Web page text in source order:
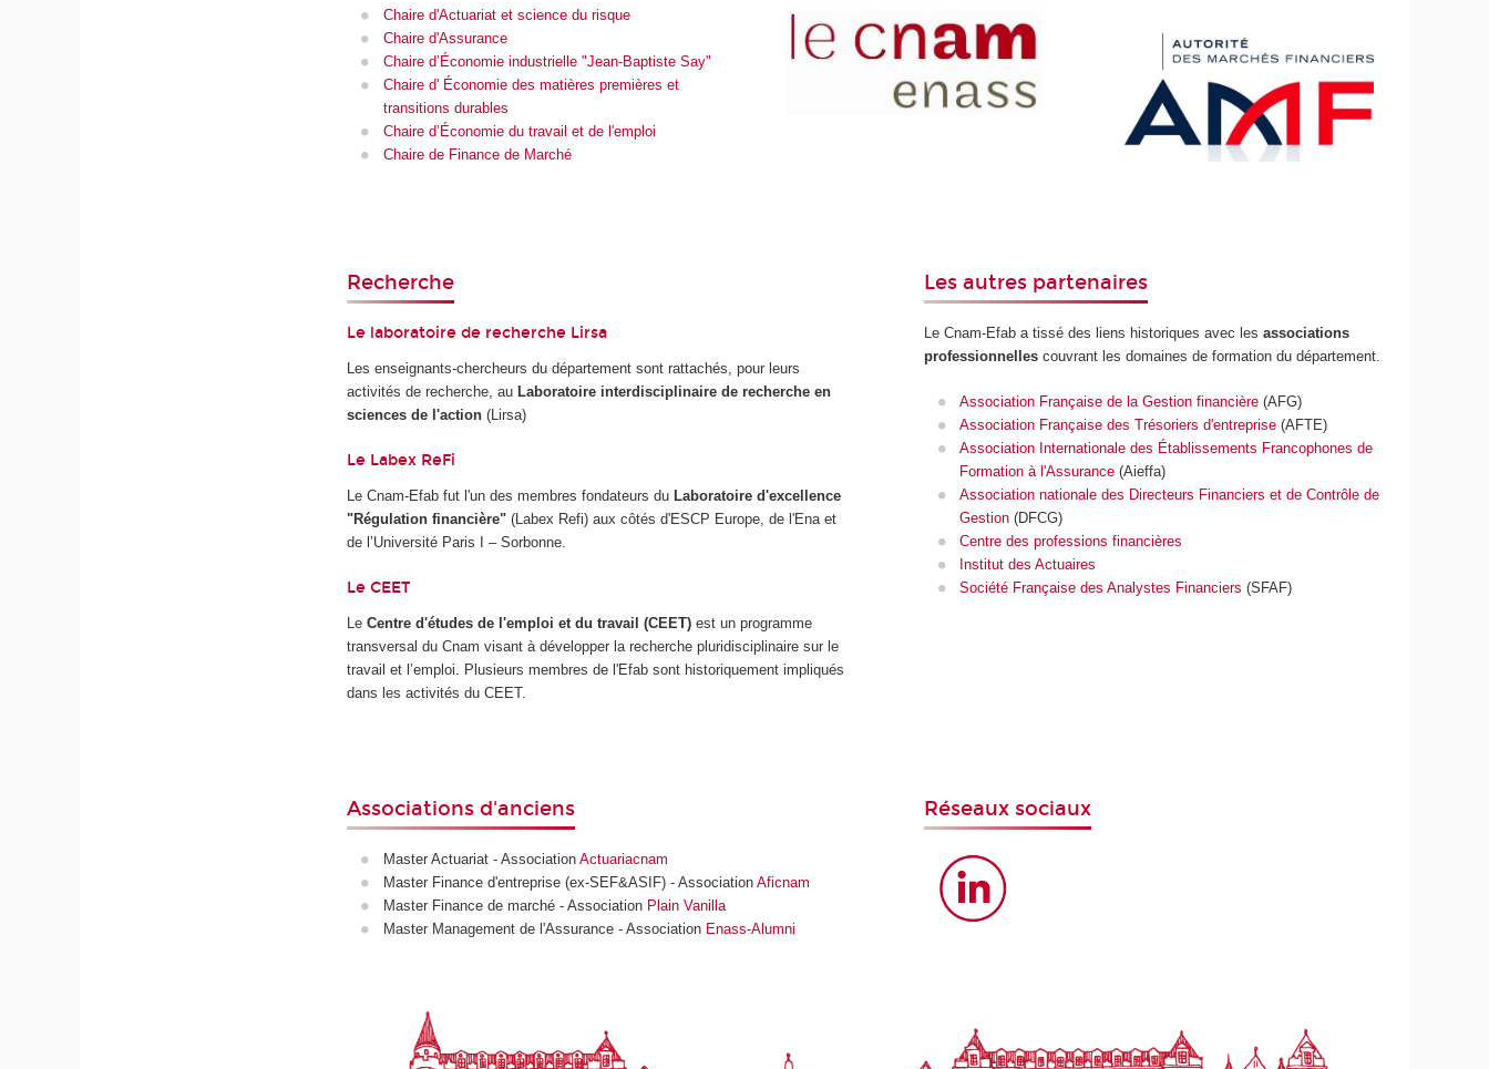
Chaire d'Actuariat et science du risque
Chaire d'Assurance
Chaire d’Économie industrielle "Jean-Baptiste Say"
Chaire d' Économie des matières premières et
transitions durables
Chaire d’Économie du travail et de l'emploi
Chaire de Finance de Marché
Recherche
Le laboratoire de recherche Lirsa
Les enseignants-chercheurs du département sont rattachés, pour leurs
activités de recherche, au Laboratoire interdisciplinaire de recherche en
sciences de l'action (Lirsa)
Le Labex ReFi
Le Cnam-Efab fut l'un des membres fondateurs du Laboratoire d'excellence
"Régulation financière" (Labex Refi) aux côtés d'ESCP Europe, de l'Ena et
de l’Université Paris I – Sorbonne.
Le CEET
LeCentre d'études de l'emploi et du travail (CEET) est un programme
transversal du Cnam visant à développer la recherche pluridisciplinaire sur le
travail et l’emploi. Plusieurs membres de l'Efab sont historiquement impliqués
dans les activités du CEET.
Les autres partenaires
Le Cnam-Efab a tissé des liens historiques avec les associations
professionnellescouvrant les domaines de formation du département.
Association Française de la Gestion financière (AFG)
Association Française des Trésoriers d'entreprise (AFTE)
Association Internationale des Établissements Francophones de
Formation à l'Assurance (Aieffa)
Association nationale des Directeurs Financiers et de Contrôle de
Gestion (DFCG)
Centre des professions financières
Institut des Actuaires
Société Française des Analystes Financiers (SFAF)
Associations d'anciens
Master Actuariat - Association Actuariacnam
Master Finance d'entreprise (ex-SEF&ASIF) - Association Aficnam
Master Finance de marché - Association Plain Vanilla
Master Management de l'Assurance - Association Enass-Alumni
Réseaux sociaux